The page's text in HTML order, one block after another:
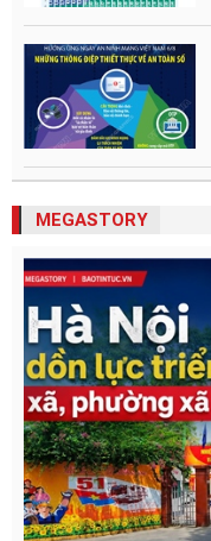
MEGASTORY